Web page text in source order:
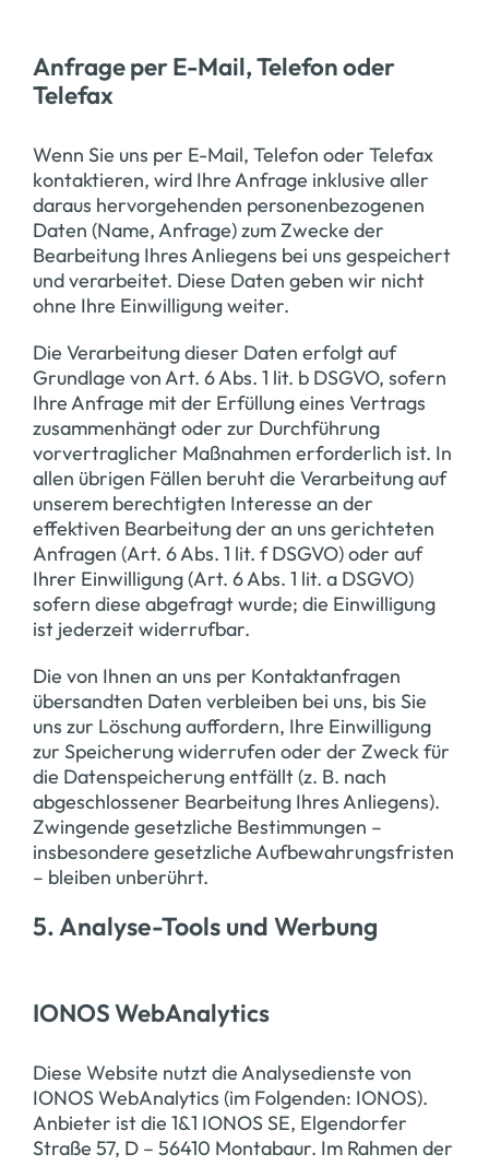
Anfrage per E-Mail, Telefon oder
Telefax
Wenn Sie uns per E-Mail, Telefon oder Telefax
kontaktieren, wird Ihre Anfrage inklusive aller
daraus hervorgehenden personenbezogenen
Daten (Name, Anfrage) zum Zwecke der
Bearbeitung Ihres Anliegens bei uns gespeichert
und verarbeitet. Diese Daten geben wir nicht
ohne Ihre Einwilligung weiter.
Die Verarbeitung dieser Daten erfolgt auf
Grundlage von Art. 6 Abs. 1 lit. b DSGVO, sofern
Ihre Anfrage mit der Erfüllung eines Vertrags
zusammenhängt oder zur Durchführung
vorvertraglicher Maßnahmen erforderlich ist. In
allen übrigen Fällen beruht die Verarbeitung auf
unserem berechtigten Interesse an der
effektiven Bearbeitung der an uns gerichteten
Anfragen (Art. 6 Abs. 1 lit. f DSGVO) oder auf
Ihrer Einwilligung (Art. 6 Abs. 1 lit. a DSGVO)
sofern diese abgefragt wurde; die Einwilligung
ist jederzeit widerrufbar.
Die von Ihnen an uns per Kontaktanfragen
übersandten Daten verbleiben bei uns, bis Sie
uns zur Löschung auffordern, Ihre Einwilligung
zur Speicherung widerrufen oder der Zweck für
die Datenspeicherung entfällt (z. B. nach
abgeschlossener Bearbeitung Ihres Anliegens).
Zwingende gesetzliche Bestimmungen –
insbesondere gesetzliche Aufbewahrungsfristen
– bleiben unberührt.
5. Analyse-Tools und Werbung
IONOS WebAnalytics
Diese Website nutzt die Analysedienste von
IONOS WebAnalytics (im Folgenden: IONOS).
Anbieter ist die 1&1 IONOS SE, Elgendorfer
Straße 57, D – 56410 Montabaur. Im Rahmen der